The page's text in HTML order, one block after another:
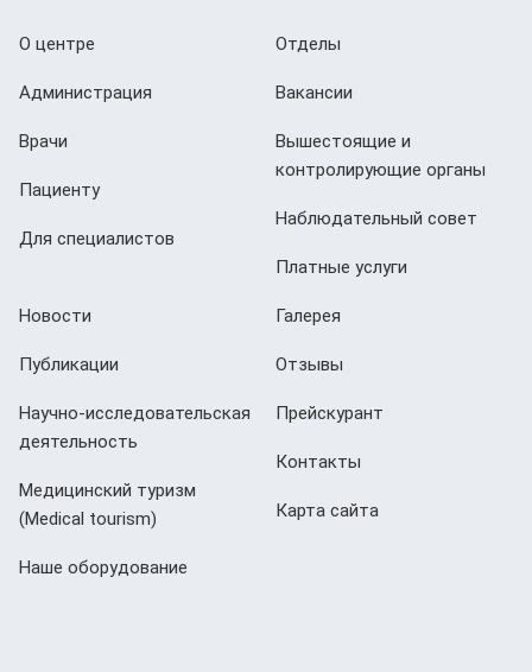
О центре
Администрация
Врачи
Пациенту
Для специалистов
Отделы
Вакансии
Вышестоящие и
контролирующие органы
Наблюдательный совет
Платные услуги
Новости
Публикации
Научно-исследовательская
деятельность
Медицинский туризм
(Мedical tourism)
Наше оборудование
Галерея
Отзывы
Прейскурант
Контакты
Карта сайта